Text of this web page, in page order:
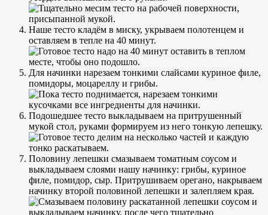
Наше тесто кладём в миску, укрываем полотенцем и
оставляем в тепле на 40 минут.
Для начинки нарезаем тонкими слайсами куриное филе,
помидоры, моцареллу и грибы.
Подошедшее тесто выкладываем на притрушенный
мукой стол, руками формируем из него тонкую лепешку.
Половину лепешки смазываем томатным соусом и
выкладываем слоями нашу начинку: грибы, куриное
филе, помидор, сыр. Притрушиваем орегано, накрываем
начинку второй половиной лепешки и залепляем края.